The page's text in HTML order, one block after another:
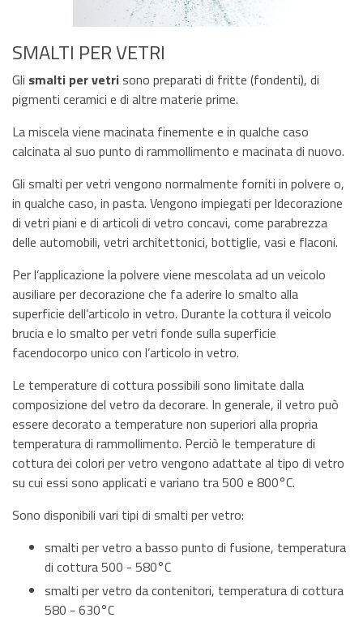
SMALTI PER VETRI
Gli smalti per vetrisono preparati di fritte (fondenti), di
pigmenti ceramici e di altre materie prime.
La miscela viene macinata finemente e in qualche caso
calcinata al suo punto di rammollimento e macinata di nuovo.
Gli smalti per vetri vengono normalmente forniti in polvere o,
in qualche caso, in pasta. Vengono impiegati per ldecorazione
di vetri piani e di articoli di vetro concavi, come parabrezza
delle automobili, vetri architettonici, bottiglie, vasi e flaconi.
Per l’applicazione la polvere viene mescolata ad un veicolo
ausiliare per decorazione che fa aderire lo smalto alla
superficie dell’articolo in vetro. Durante la cottura il veicolo
brucia e lo smalto per vetri fonde sulla superficie
facendocorpo unico con l’articolo in vetro.
Le temperature di cottura possibili sono limitate dalla
composizione del vetro da decorare. In generale, il vetro può
essere decorato a temperature non superiori alla propria
temperatura di rammollimento. Perciò le temperature di
cottura dei colori per vetro vengono adattate al tipo di vetro
su cui essi sono applicati e variano tra 500 e 800°C.
Sono disponibili vari tipi di smalti per vetro:
smalti per vetro a basso punto di fusione, temperatura
di cottura 500 - 580°C
smalti per vetro da contenitori, temperatura di cottura
580 - 630°C